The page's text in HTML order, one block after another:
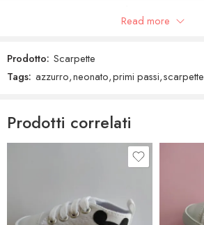
Recensioni GoogleRead more
Prodotto: Scarpette
Tags: azzurro,neonato,primi passi,scarpette
Prodotti correlati